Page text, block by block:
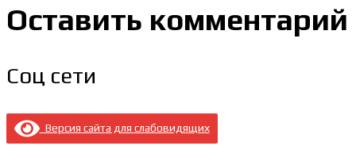
Оставить комментарий
Соц сети
Версия сайта для слабовидящих